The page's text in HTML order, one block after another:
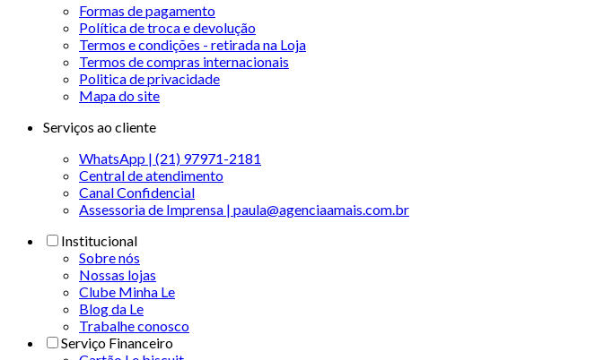
Formas de pagamento
Política de troca e devolução
Termos e condições - retirada na Loja
Termos de compras internacionais
Politica de privacidade
Mapa do site
Serviços ao cliente
WhatsApp | (21) 97971-2181
Central de atendimento
Canal Confidencial
Assessoria de Imprensa | paula@agenciaamais.com.br
Institucional
Sobre nós
Nossas lojas
Clube Minha Le
Blog da Le
Trabalhe conosco
Serviço Financeiro